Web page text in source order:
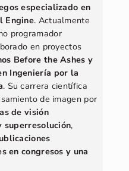
especializado en
Engine. Actualmente
programador
en proyectos
Before the Ashes y
Ingeniería por la
. Su carrera científica
de imagen por
de visión
superresolución,
en congresos y una